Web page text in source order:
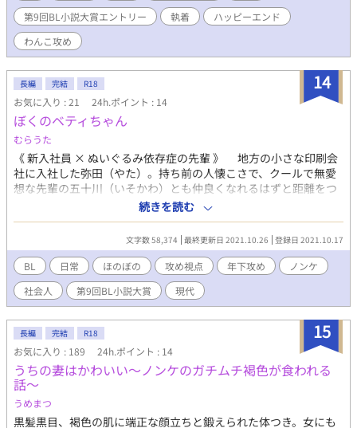
第9回BL小説大賞エントリー 執着
ハッピーエンド
わんこ攻め
14
長編 完結 R18
お気に入り : 21 24h.ポイント : 14
ぼくのベティちゃん
むらうた
《 新入社員 × ぬいぐるみ依存症の先輩 》 地方の小さな印刷会
社に入社した弥田（やた）。持ち前の人懐こさで、クールで無愛
想な先輩の五十川（いそかわ）とも仲良くなれるはずと距離をつ
めてみるが、五十川の意外な一面が気になって、気になって、な
んだか恋みたいだな、なんて、そんな話。 ＊他サイト（エブリス
タ）で公開している作品と同タイトルですが、内容を一部修正し
ています。
続きを読む
文字数 58,374 最終更新日 2021.10.26 登録日 2021.10.17
BL 日常 ほのぼの 攻め視点 年下攻め
ノンケ
社会人
第9回BL小説大賞 現代
15
長編 完結 R18
お気に入り : 189 24h.ポイント : 14
うちの妻はかわいい～ノンケのガチムチ褐色が食われる
話～
うめまつ
黒髪黒目、褐色の肌に端正な顔立ちと鍛えられた体つき。女にも